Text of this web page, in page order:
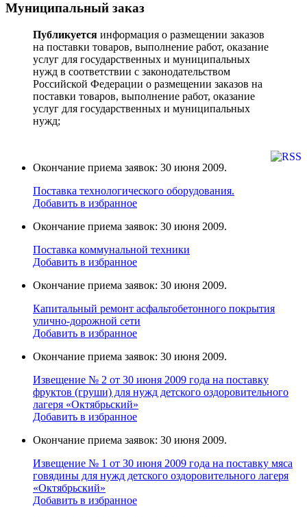
Муниципальный заказ
Публикуется информация о размещении заказов
на поставки товаров, выполнение работ, оказание
услуг для государственных и муниципальных
нужд в соответствии с законодательством
Российской Федерации о размещении заказов на
поставки товаров, выполнение работ, оказание
услуг для государственных и муниципальных
нужд;
Окончание приема заявок: 30 июня 2009.
Поставка технологического оборудования.
Добавить в избранное
Окончание приема заявок: 30 июня 2009.
Поставка коммунальной техники
Добавить в избранное
Окончание приема заявок: 30 июня 2009.
Капитальный ремонт асфальтобетонного покрытия
улично-дорожной сети
Добавить в избранное
Окончание приема заявок: 30 июня 2009.
Извещение № 2 от 30 июня 2009 года на поставку
фруктов (груши) для нужд детского оздоровительного
лагеря «Октябрьский»
Добавить в избранное
Окончание приема заявок: 30 июня 2009.
Извещение № 1 от 30 июня 2009 года на поставку мяса
говядины для нужд детского оздоровительного лагеря
«Октябрьский»
Добавить в избранное